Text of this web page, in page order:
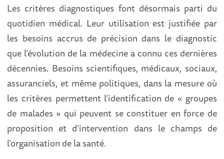
Les critères diagnostiques font désormais parti du
quotidien médical. Leur utilisation est justifiée par
les besoins accrus de précision dans le diagnostic
que l’évolution de la médecine a connu ces dernières
décennies. Besoins scientifiques, médicaux, sociaux,
assuranciels, et même politiques, dans la mesure où
les critères permettent l’identification de « groupes
de malades » qui peuvent se constituer en force de
proposition et d’intervention dans le champs de
l’organisation de la santé.